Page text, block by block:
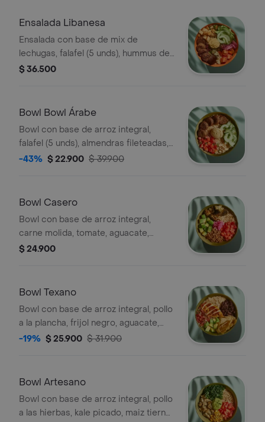
Ensalada Libanesa
Ensalada con base de mix de
lechugas, falafel (5 unds), hummus de
garbanzo, queso feta, tomate cherry,
$ 36.500
Bowl Bowl Árabe
Bowl con base de arroz integral,
falafel (5 unds), almendras fileteadas,
tomate, pepino, hummus y perejil.
-43% $ 22.900 $ 39.900
Bowl Casero
Bowl con base de arroz integral,
carne molida, tomate, aguacate,
cebolla encurtida, brócoli rostizado y
$ 24.900
Bowl Texano
Bowl con base de arroz integral, pollo
a la plancha, frijol negro, aguacate,
pico de gallo y totopos.
-19% $ 25.900 $ 31.900
Bowl Artesano
Bowl con base de arroz integral, pollo
a las hierbas, kale picado, maiz tierno,